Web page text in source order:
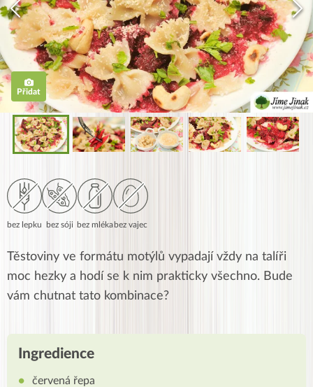
Přidat
bez lepku bez sóji bez mlékabez vajec
Těstoviny ve formátu motýlů vypadají vždy na talíři
moc hezky a hodí se k nim prakticky všechno. Bude
vám chutnat tato kombinace?
Ingredience
červená řepa